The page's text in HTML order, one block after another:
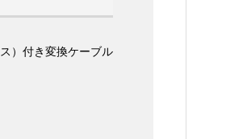
）付き変換ケーブル